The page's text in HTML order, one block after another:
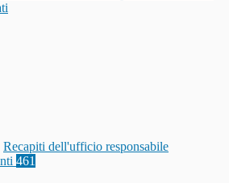
Recapiti dell'ufficio responsabile
461